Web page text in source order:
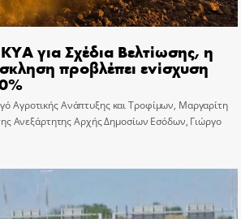
για Σχέδια Βελτίωσης, η
προβλέπει ενίσχυση
Αγροτικής Ανάπτυξης και Τροφίμων, Μαργαρίτη
Ανεξάρτητης Αρχής Δημοσίων Εσόδων, Γιώργο